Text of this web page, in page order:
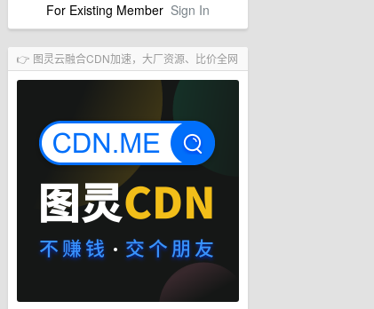
For Existing Member Sign In
👉 图灵云融合CDN加速，大厂资源、比价全网